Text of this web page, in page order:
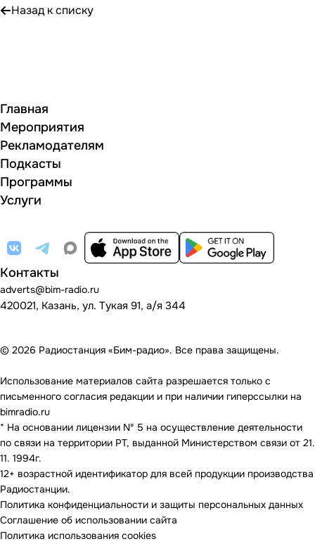
Назад к списку
Главная
Мероприятия
Рекламодателям
Подкасты
Программы
Услуги
Контакты
adverts@bim-radio.ru
420021, Казань, ул. Тукая 91, а/я 344
© 2026 Радиостанция «Бим-радио». Все права защищены.
Использование материалов сайта разрешается только с
письменного согласия редакции и при наличии гиперссылки на
bimradio.ru
* На основании лицензии Nº 5 на осуществление деятельности
по связи на территории РТ, выданной Министерством связи от 21.
11. 1994г.
12+ возрастной идентификатор для всей продукции производства
Радиостанции.
Политика конфиденциальности и защиты персональных данных
Соглашение об использовании сайта
Политика использования cookies